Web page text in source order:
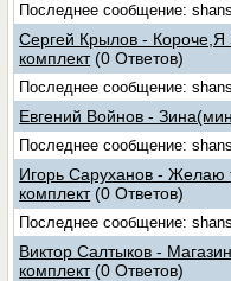
Последнее сообщение:
Сергей Крылов -
комплект (0 Ответов)
Последнее сообщение:
Евгений Войнов -
Последнее сообщение:
Игорь Саруханов - Желаю
комплект (0 Ответов)
Последнее сообщение:
Виктор Салтыков -
комплект (0 Ответов)